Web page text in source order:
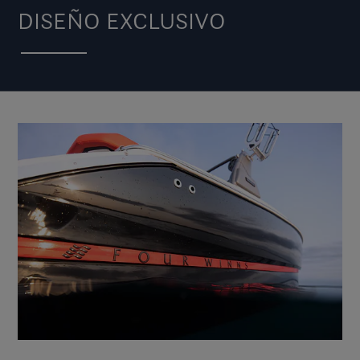
DISEÑO EXCLUSIVO